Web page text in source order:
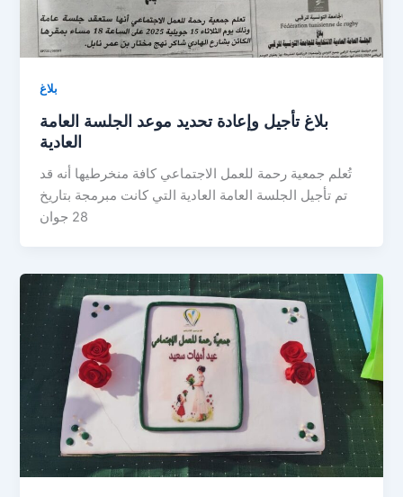
بلاغ
بلاغ تأجيل وإعادة تحديد موعد الجلسة العامة
العادية
تُعلم جمعية رحمة للعمل الاجتماعي كافة منخرطيها أنه قد
تم تأجيل الجلسة العامة العادية التي كانت مبرمجة بتاريخ
28 جوان